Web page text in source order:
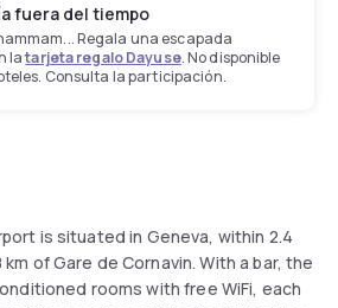
fuera del tiempo
Regala una escapada
latarjeta regalo Dayuse. No disponible
Consulta la participación.
is situated in Geneva, within 2.4
km of Gare de Cornavin. With a bar, the
rooms with free WiFi, each